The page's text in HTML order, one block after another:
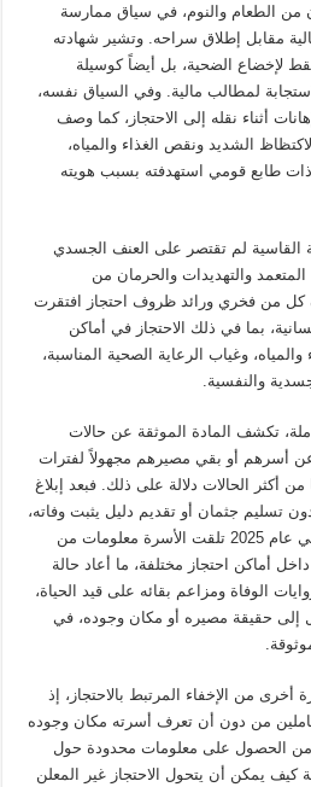
من الطعام والنوم، في سياق ممارسة
مقابل إطلاق سراحه. وتشير شهادته
لإخضاع الضحية، بل أيضاً كوسيلة
لمطالب مالية. وفي السياق نفسه،
أثناء نقله إلى الاحتجاز، كما وصف
الشديد ونقص الغذاء والمياه،
ذات طابع قومي استهدفته بسبب هويته
القاسية لم تقتصر على العنف الجسدي
والتهديدات والحرمان من
كل من فخري ورائد ظروف احتجاز افتقرت
بما في ذلك الاحتجاز في أماكن
وغياب الرعاية الصحية المناسبة،
والنفسية.
تكشف المادة الموثقة عن حالات
عن أسرهم أو بقي مصيرهم مجهولاً لفترات
أكثر الحالات دلالة على ذلك. فبعد إبلاغ
قُتل، من دون تسليم جثمان أو تقديم دليل يثبت وفاته،
بقي مصيره مجهولاً لسنوات. وفي عام 2025 تلقت الأسرة معلومات من
أماكن احتجاز مختلفة، ما أعاد حالة
الوفاة ومزاعم بقائه على قيد الحياة،
حقيقة مصيره أو مكان وجوده، في
من الإخفاء المرتبط بالاحتجاز، إذ
من دون أن تعرف أسرته مكان وجوده
من الحصول على معلومات محدودة حول
كيف يمكن أن يتحول الاحتجاز غير المعلن